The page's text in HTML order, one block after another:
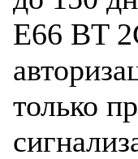
E66 BT
только